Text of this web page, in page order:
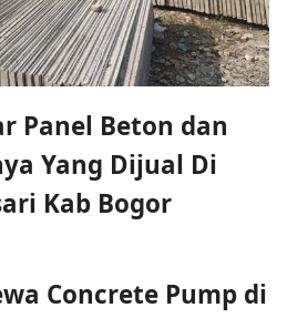
Panel Beton dan
Yang Dijual Di
Kab Bogor
Concrete Pump di